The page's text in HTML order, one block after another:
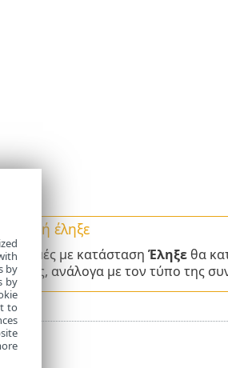
έληξε
με κατάσταση Έληξεθα
μήνες, ανάλογα με τον τύπο της
by
by
to